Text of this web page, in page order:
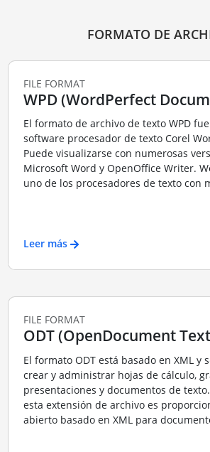
FORMATO DE
FILE FORMAT
WPD (WordPerfect
El formato de archivo de texto WPD
software procesador de texto Corel
Puede visualizarse con numerosas
Microsoft Word y OpenOffice Writer.
uno de los procesadores de texto con
Leer más
FILE FORMAT
ODT (OpenDocument
El formato ODT está basado en XML y
crear y administrar hojas de cálculo,
presentaciones y documentos de
esta extensión de archivo es
abierto basado en XML para